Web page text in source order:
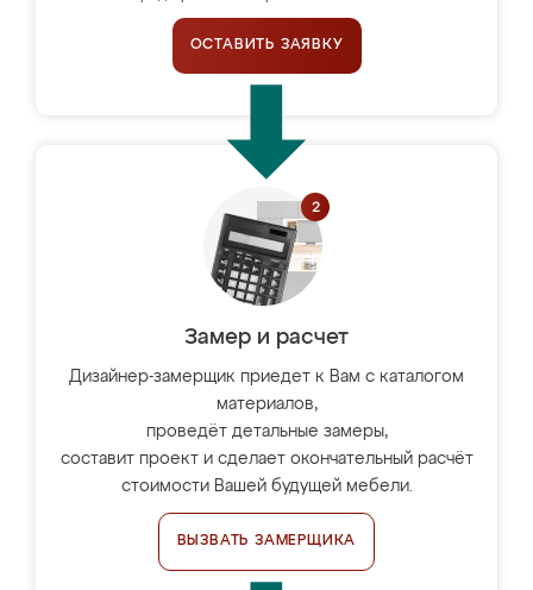
ОСТАВИТЬ ЗАЯВКУ
Замер и расчет
Дизайнер-замерщик приедет к Вам с каталогом
материалов,
проведёт детальные замеры,
составит проект и сделает окончательный расчёт
стоимости Вашей будущей мебели.
ВЫЗВАТЬ ЗАМЕРЩИКА